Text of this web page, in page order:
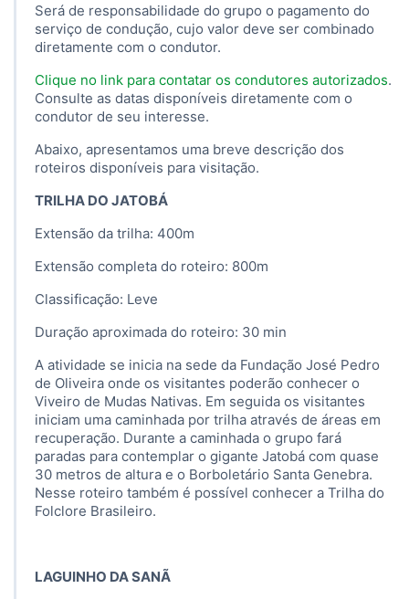
Será de responsabilidade do grupo o pagamento do
serviço de condução, cujo valor deve ser combinado
diretamente com o condutor.
Clique no link para contatar os condutores autorizados.
Consulte as datas disponíveis diretamente com o
condutor de seu interesse.
Abaixo, apresentamos uma breve descrição dos
roteiros disponíveis para visitação.
TRILHA DO JATOBÁ
Extensão da trilha: 400m
Extensão completa do roteiro: 800m
Classificação: Leve
Duração aproximada do roteiro: 30 min
A atividade se inicia na sede da Fundação José Pedro
de Oliveira onde os visitantes poderão conhecer o
Viveiro de Mudas Nativas. Em seguida os visitantes
iniciam uma caminhada por trilha através de áreas em
recuperação. Durante a caminhada o grupo fará
paradas para contemplar o gigante Jatobá com quase
30 metros de altura e o Borboletário Santa Genebra.
Nesse roteiro também é possível conhecer a Trilha do
Folclore Brasileiro.
LAGUINHO DA SANÃ